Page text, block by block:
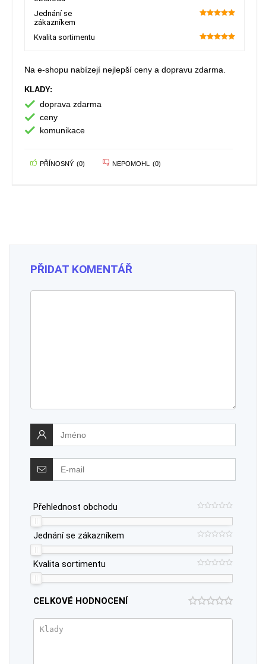
Jednání se
zákazníkem
Kvalita sortimentu
Na e-shopu nabízejí nejlepší ceny a dopravu zdarma.
KLADY:
doprava zdarma
ceny
komunikace
PŘÍNOSNÝ (0) NEPOMOHL (0)
PŘIDAT KOMENTÁŘ
Přehlednost obchodu
Jednání se zákazníkem
Kvalita sortimentu
CELKOVÉ HODNOCENÍ